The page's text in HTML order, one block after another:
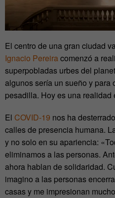
El centro de una gran ciudad
Ignacio Pereiracomenzó a
superpobladas urbes del
algunos sería un sueño y para
pesadilla. Hoy es una realidad
El COVID-19 nos ha
calles de presencia humana.
y no solo en su apariencia:
eliminamos a las personas.
ahora hablan de solidaridad.
imagino a las personas
casas y me impresionan